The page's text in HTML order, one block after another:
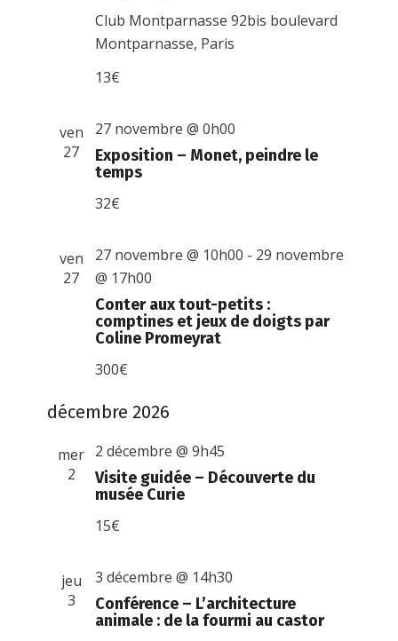
Club Montparnasse92bis boulevard
Montparnasse, Paris
13€
ven
27
Exposition – Monet, peindre le
temps
27 novembre @ 0h00
32€
ven
27
Conter aux tout-petits :
comptines et jeux de doigts par
Coline Promeyrat
27 novembre @ 10h00 - 29 novembre
@ 17h00
300€
décembre 2026
mer
2
Visite guidée – Découverte du
musée Curie
2 décembre @ 9h45
15€
jeu
3
Conférence – L’architecture
animale : de la fourmi au castor
3 décembre @ 14h30